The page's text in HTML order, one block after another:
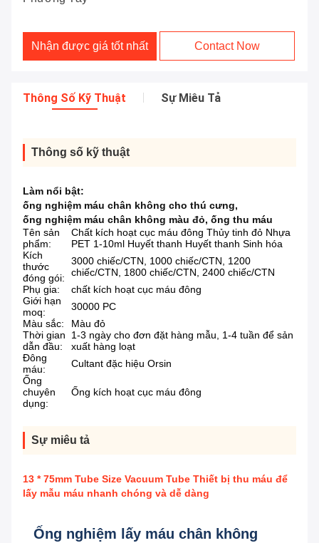
Nhận được giá tốt nhất Contact Now
Thông Số Kỹ Thuật Sự Miêu Tả
Thông số kỹ thuật
Làm nổi bật:
ống nghiệm máu chân không cho thú cưng,
ống nghiệm máu chân không màu đỏ, ống thu máu
Tên sản
phẩm:
Chất kích hoạt cục máu đông Thủy tinh đỏ Nhựa
PET 1-10ml Huyết thanh Huyết thanh Sinh hóa
Kích
thước
đóng gói:
3000 chiếc/CTN, 1000 chiếc/CTN, 1200
chiếc/CTN, 1800 chiếc/CTN, 2400 chiếc/CTN
Phụ gia:
chất kích hoạt cục máu đông
Giới hạn
moq:
30000 PC
Màu sắc:
Màu đỏ
Thời gian
dẫn đầu:
1-3 ngày cho đơn đặt hàng mẫu, 1-4 tuần để sản
xuất hàng loạt
Đông
máu:
Cultant đặc hiệu Orsin
Ống
chuyên
dụng:
Ống kích hoạt cục máu đông
Sự miêu tả
13 * 75mm Tube Size Vacuum Tube Thiết bị thu máu để
lấy mẫu máu nhanh chóng và dễ dàng
Ống nghiệm lấy máu chân không